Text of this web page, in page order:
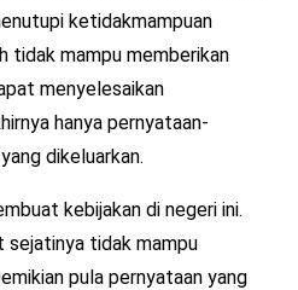
ketidakmampuan
tidak mampu memberikan
menyelesaikan
hanya pernyataan-
dikeluarkan.
kebijakan di negeri ini.
sejatinya tidak mampu
pula pernyataan yang